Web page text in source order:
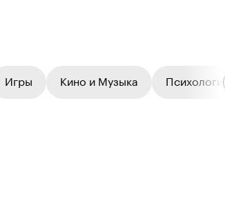
Игры Кино и Музыка Психология